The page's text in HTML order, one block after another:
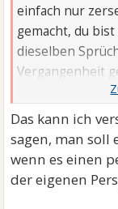
einfach nur
gemacht, du
dieselben
Vergangenheit
Die Frage
Das kann ich
sagen, man soll
wenn es einen
der eigenen